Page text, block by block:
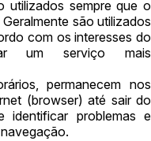
utilizados sempre que o
são utilizados
com os interesses do
um serviço mais
permanecem nos
(browser) até sair do
identificar problemas e